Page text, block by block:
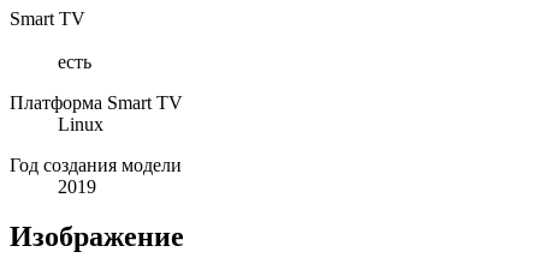
Smart TV
есть
Платформа Smart TV
Linux
Год создания модели
2019
Изображение